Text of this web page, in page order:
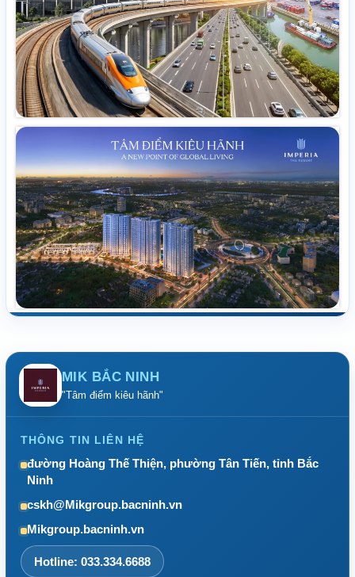
MIK BẮC NINH
"Tâm điểm kiêu hãnh"
THÔNG TIN LIÊN HỆ
đường Hoàng Thế Thiện, phường Tân Tiến, tỉnh Bắc
Ninh
cskh@Mikgroup.bacninh.vn
Mikgroup.bacninh.vn
Hotline: 033.334.6688